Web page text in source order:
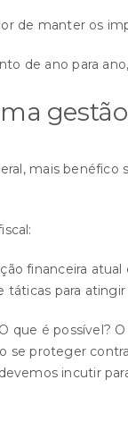
de manter os
de ano para
mais
financeira
para atingir
que é possível?
se proteger
incutir